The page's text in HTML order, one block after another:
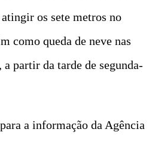
os sete metros no
como queda de neve nas
partir da tarde de segunda-
a informação da Agência